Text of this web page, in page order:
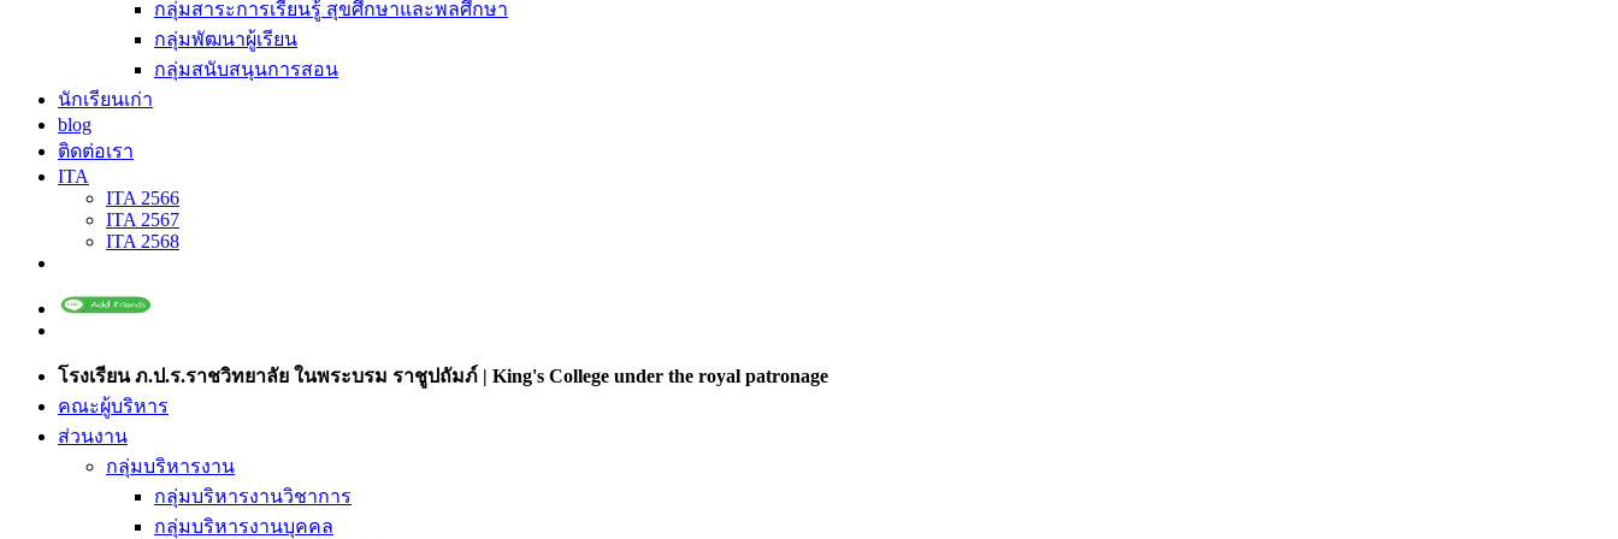
กลุ่มสาระการเรียนรู้ สุขศึกษาและพลศึกษา
กลุ่มพัฒนาผู้เรียน
กลุ่มสนับสนุนการสอน
นักเรียนเก่า
blog
ติดต่อเรา
ITA
ITA 2566
ITA 2567
ITA 2568
โรงเรียน ภ.ป.ร.ราชวิทยาลัย ในพระบรม ราชูปถัมภ์ | King's College under the royal patronage
คณะผู้บริหาร
ส่วนงาน
กลุ่มบริหารงาน
กลุ่มบริหารงานวิชาการ
กลุ่มบริหารงานบุคคล